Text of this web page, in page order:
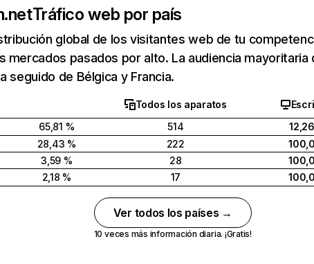
Tráfico web por país
global de los visitantes web de tu
mercados pasados por alto. La audiencia
seguido de Bélgica y Francia.
Todos los aparatos
65,81 % 514
28,43 % 222
3,59 % 28
2,18 % 17
Ver todos los países →
10 veces más información diaria. ¡Gratis!